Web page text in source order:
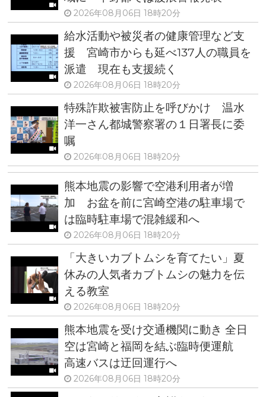
2026年08月06日 18時20分
給水活動や被災者の健康管理など支
援 宮崎市からも延べ137人の職員を
派遣 現在も支援続く
2026年08月06日 18時20分
特殊詐欺被害防止を呼びかけ 温水
洋一さん都城警察署の１日署長に委
嘱
2026年08月06日 18時20分
熊本地震の影響で空港利用者が増
加 お盆を前に宮崎空港の駐車場で
は臨時駐車場で混雑緩和へ
2026年08月06日 18時20分
「大きいカブトムシを育てたい」夏
休みの人気者カブトムシの魅力を伝
える教室
2026年08月06日 18時20分
熊本地震を受け交通機関に動き 全日
空は宮崎と福岡を結ぶ臨時便運航
高速バスは迂回運行へ
2026年08月06日 18時20分